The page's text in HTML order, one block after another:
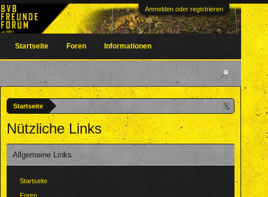
Anmelden oder registrieren
Startseite
Nützliche Links
Allgemeine Links
Startseite
Foren
Startseite Foren Informationen